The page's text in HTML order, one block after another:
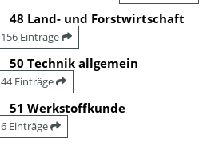
48 Land- und Forstwirtschaft
156 Einträge
50 Technik allgemein
44 Einträge
51 Werkstoffkunde
6 Einträge